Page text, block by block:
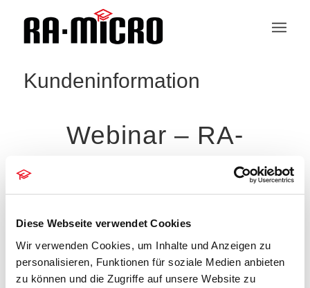
Diese Webseite verwendet Cookies
Wir verwenden Cookies, um Inhalte und Anzeigen zu
personalisieren, Funktionen für soziale Medien anbieten
zu können und die Zugriffe auf unsere Website zu
Kundeninformation
Webinar – RA-
MICRO Verwalter
Veranstaltungen
Hinweis
Es wurden keine Ergebnisse gefunden.